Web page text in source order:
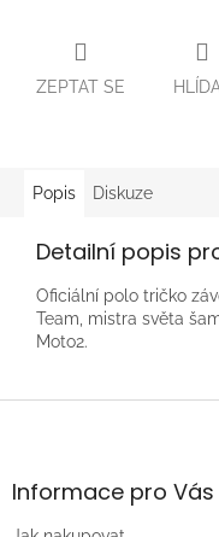
ZEPTAT SE
Popis Diskuze
Detailní popis
Oficiální polo tričko
Team, mistra světa
Moto2.
Z
aInformace pro Vás